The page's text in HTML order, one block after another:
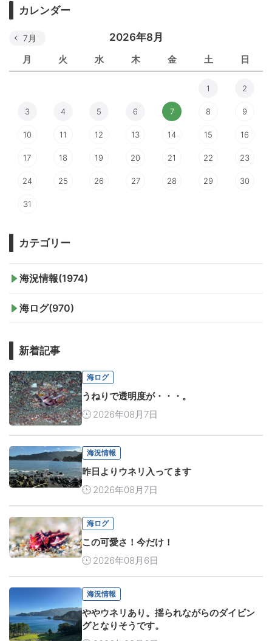
カレンダー
2026年8月
月 火 水 木 金 土 日
7月
1 2
3 4 5 6 7 8 9
10 11 12 13 14 15 16
17 18 19 20 21 22 23
24 25 26 27 28 29 30
31
カテゴリー
海況情報(1974)
海ログ(970)
新着記事
海ログ
うねりで透明度が・・・。
2026年08月7日
海況情報
昨日よりウネリ入ってます
2026年08月7日
海ログ
この可愛さ！今だけ！
2026年08月6日
海況情報
ややウネリあり。揺られながらのダイビン
グとなりそうです。